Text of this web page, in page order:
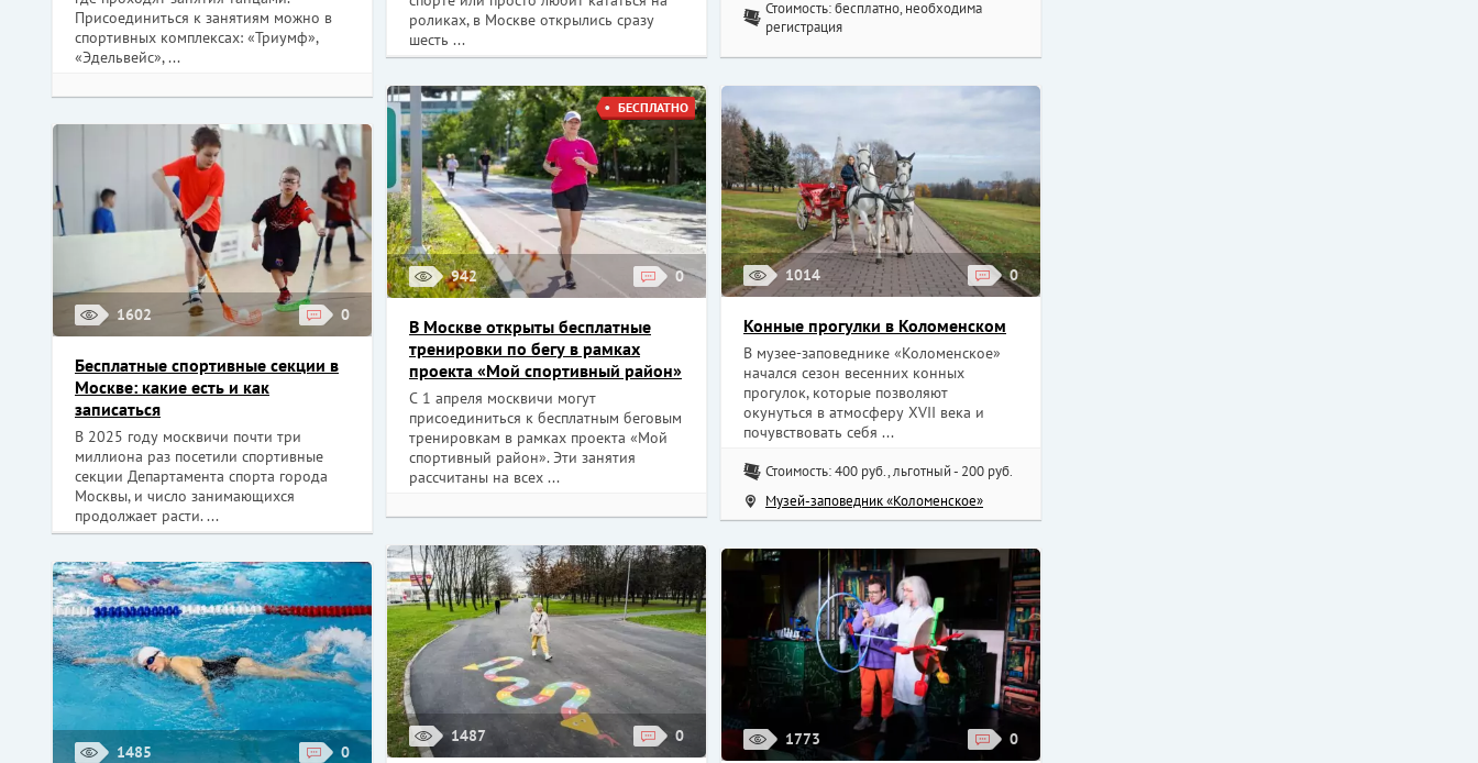
Стоимость: бесплатно, необходима
регистрация
роликах, в Москве открылись сразу
шесть ...
Присоединиться к занятиям можно в
спортивных комплексах: «Триумф»,
«Эдельвейс», ...
942 0
БЕСПЛАТНО
В Москве открыты бесплатные
тренировки по бегу в рамках
проекта «Мой спортивный район»
С 1 апреля москвичи могут
присоединиться к бесплатным беговым
тренировкам в рамках проекта «Мой
спортивный район». Эти занятия
рассчитаны на всех ...
1014 0
Конные прогулки в Коломенском
В музее-заповеднике «Коломенское»
начался сезон весенних конных
прогулок, которые позволяют
окунуться в атмосферу XVII века и
почувствовать себя ...
Стоимость: 400 руб., льготный - 200 руб.
Музей-заповедник «Коломенское»
1602 0
Бесплатные спортивные секции в
Москве: какие есть и как
записаться
В 2025 году москвичи почти три
миллиона раз посетили спортивные
секции Департамента спорта города
Москвы, и число занимающихся
продолжает расти. ...
1487 0 1773 0
1485 0